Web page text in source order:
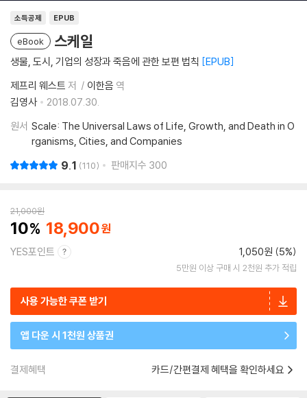
소득공제 EPUB
eBook 스케일
생물, 도시, 기업의 성장과 죽음에 관한 보편 법칙 EPUB
제프리 웨스트 저 이한음 역
김영사
2018.07.30.
원서 Scale: The Universal Laws of Life, Growth, and Death in O
rganisms, Cities, and Companies
9.1 110 판매지수 300
21,000원
10 18,900
YES포인트 1,050원 (5%)
5만원 이상 구매 시 2천원 추가 적립
사용 가능한 쿠폰 받기
앱 다운 시 1천원 상품권
결제혜택 카드/간편결제 혜택을 확인하세요